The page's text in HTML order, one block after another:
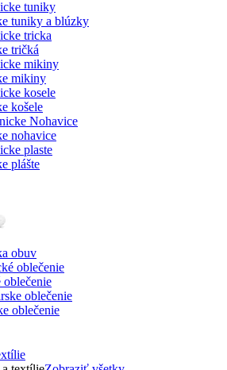
tuniky a blúzky
tričká
mikiny
košele
nohavice
plášte
obuv
oblečenie